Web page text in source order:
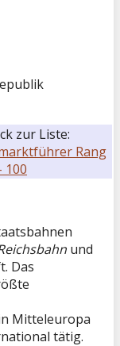
zur Liste:
Rang
100
und
Das
Mitteleuropa
tätig.